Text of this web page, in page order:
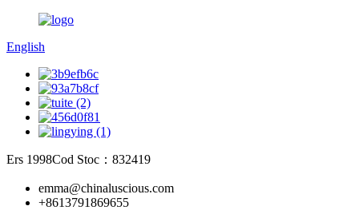
English
Ers 1998Cod Stoc：832419
emma@chinaluscious.com
+8613791869655